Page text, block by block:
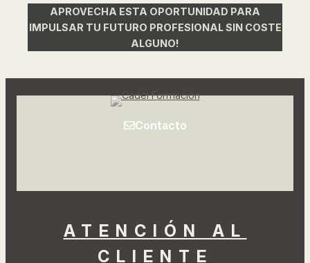
APROVECHA ESTA OPORTUNIDAD PARA
IMPULSAR TU FUTURO PROFESIONAL SIN COSTE
ALGUNO!
Contacto
ATENCIÓN AL
CLIENTE